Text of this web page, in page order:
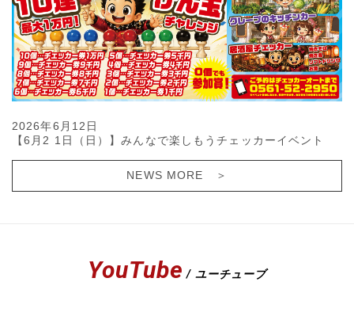
2026年6月12日
【6月2 1日（日）】みんなで楽しもうチェッカーイベント
NEWS MORE ＞
YouTube / ユーチューブ